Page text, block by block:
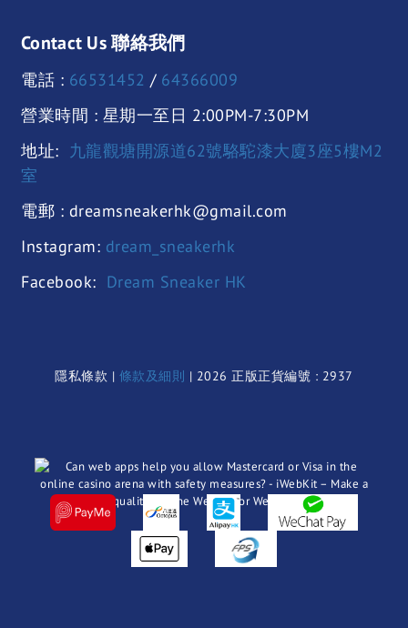
Contact Us 聯絡我們
電話 : 66531452 / 64366009
營業時間 : 星期一至日 2:00PM-7:30PM
地址:
九龍觀塘開源道62號駱駝漆大廈3座5樓M2
室
電郵 : dreamsneakerhk@gmail.com
Instagram: dream_sneakerhk
Facebook: Dream Sneaker HK
隱私條款 | 條款及細則 | 2026 正版正貨編號 : 2937